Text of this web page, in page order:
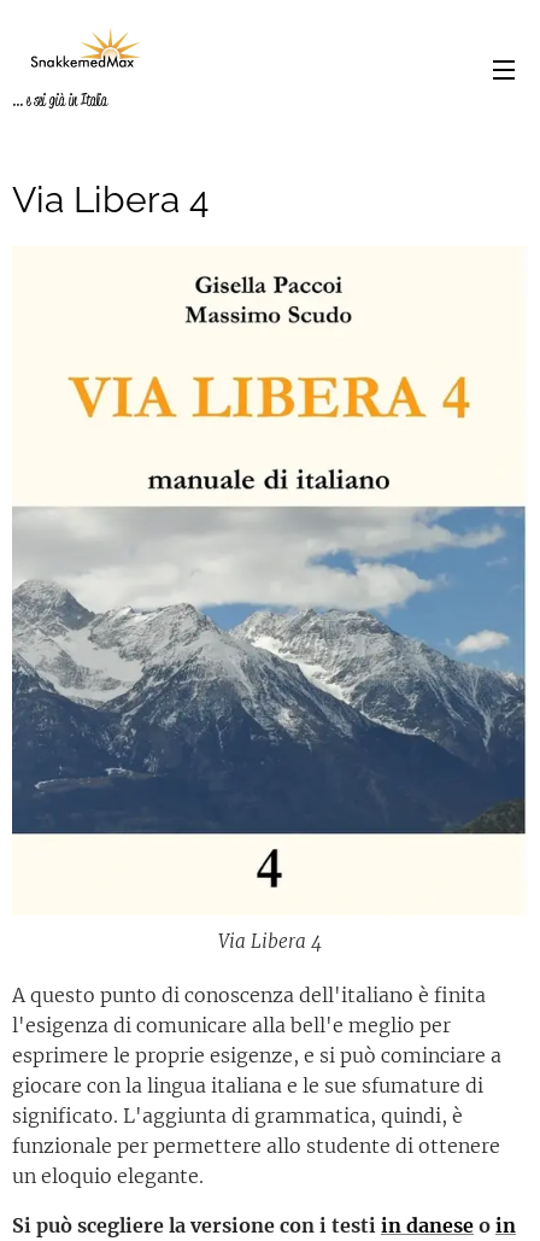
... e sei già in Italia
Via Libera 4
Via Libera 4
A questo punto di conoscenza dell'italiano è finita
l'esigenza di comunicare alla bell'e meglio per
esprimere le proprie esigenze, e si può cominciare a
giocare con la lingua italiana e le sue sfumature di
significato. L'aggiunta di grammatica, quindi, è
funzionale per permettere allo studente di ottenere
un eloquio elegante.
Si può scegliere la versione con i testi in danese o in